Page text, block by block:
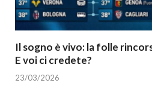
Il sogno è vivo: la folle
E voi ci credete?
23/03/2026